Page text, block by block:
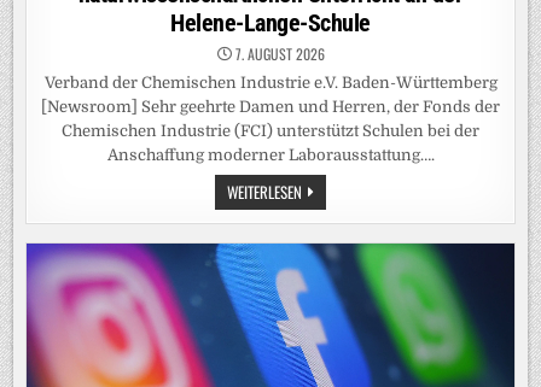
Helene-Lange-Schule
7. AUGUST 2026
Verband der Chemischen Industrie e.V. Baden-Württemberg
[Newsroom] Sehr geehrte Damen und Herren, der Fonds der
Chemischen Industrie (FCI) unterstützt Schulen bei der
Anschaffung moderner Laborausstattung….
WEITERLESEN 2.135
EURO
FÜR
MODERNEN
NATURWISSENSCHAFTLICHEN
UNTERRICHT
AN
DER
HELENE-
LANGE-
SCHULE